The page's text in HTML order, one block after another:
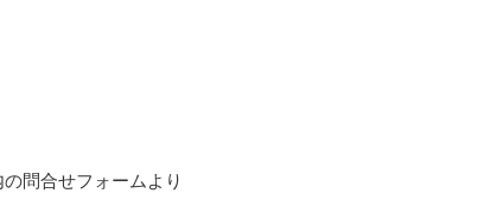
問合せフォームより